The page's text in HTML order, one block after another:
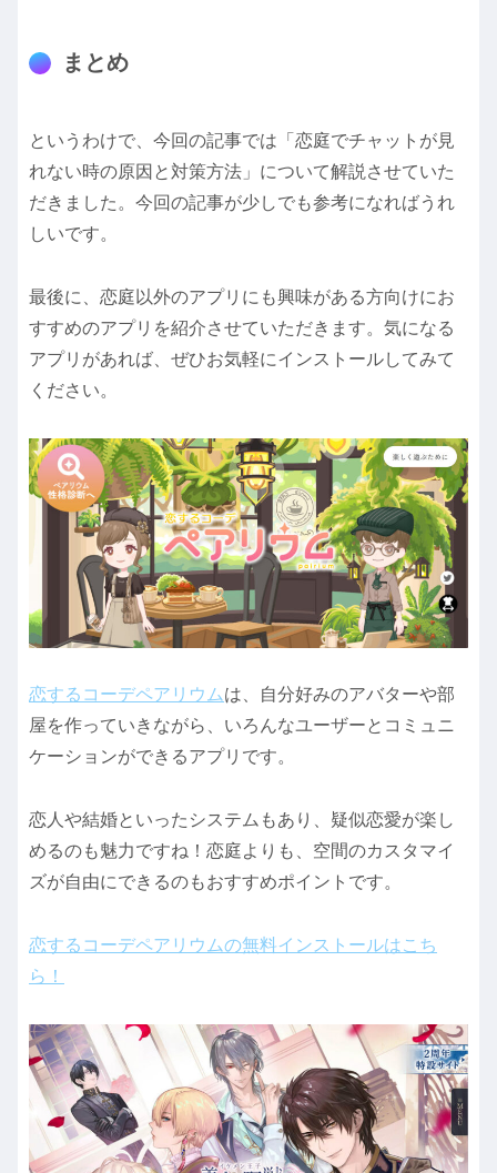
まとめ
というわけで、今回の記事では「恋庭でチャットが見
れない時の原因と対策方法」について解説させていた
だきました。今回の記事が少しでも参考になればうれ
しいです。
最後に、恋庭以外のアプリにも興味がある方向けにお
すすめのアプリを紹介させていただきます。気になる
アプリがあれば、ぜひお気軽にインストールしてみて
ください。
恋するコーデペアリウムは、自分好みのアバターや部
屋を作っていきながら、いろんなユーザーとコミュニ
ケーションができるアプリです。
恋人や結婚といったシステムもあり、疑似恋愛が楽し
めるのも魅力ですね！恋庭よりも、空間のカスタマイ
ズが自由にできるのもおすすめポイントです。
恋するコーデペアリウムの無料インストールはこち
ら！